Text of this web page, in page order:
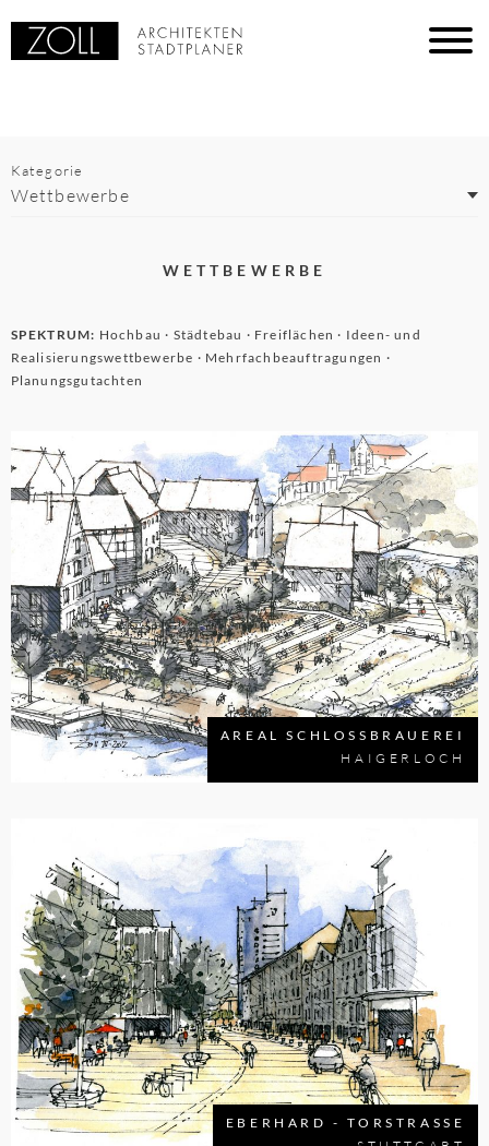
Wettbewerbe
Kategorie
WETTBEWERBE
SPEKTRUM: Hochbau · Städtebau · Freiflächen · Ideen- und
Realisierungswettbewerbe · Mehrfachbeauftragungen ·
Planungsgutachten
AREAL SCHLOSSBRAUEREI
HAIGERLOCH
EBERHARD - TORSTRASSE